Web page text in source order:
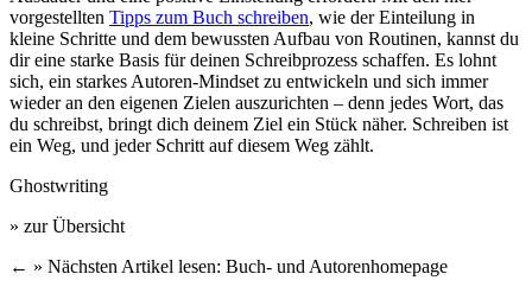
vorgestellten Tipps zum Buch schreiben, wie der Einteilung in
kleine Schritte und dem bewussten Aufbau von Routinen, kannst du
dir eine starke Basis für deinen Schreibprozess schaffen. Es lohnt
sich, ein starkes Autoren-Mindset zu entwickeln und sich immer
wieder an den eigenen Zielen auszurichten – denn jedes Wort, das
du schreibst, bringt dich deinem Ziel ein Stück näher. Schreiben ist
ein Weg, und jeder Schritt auf diesem Weg zählt.
Ghostwriting
» zur Übersicht
← » Nächsten Artikel lesen: Buch- und Autorenhomepage